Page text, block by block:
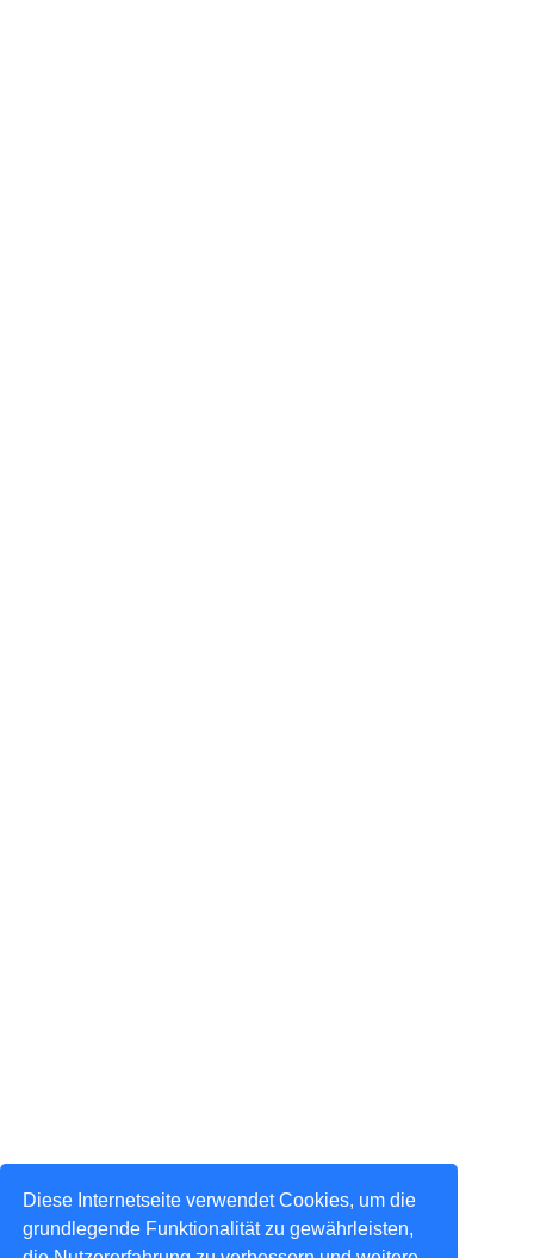
Diese Internetseite verwendet Cookies, um die
grundlegende Funktionalität zu gewährleisten,